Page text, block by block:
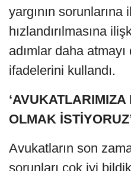
yargının sorunlarına
hızlandırılmasına
adımlar daha
ifadelerini kullandı.
OLMAK
Avukatların son
sorunları çok iyi